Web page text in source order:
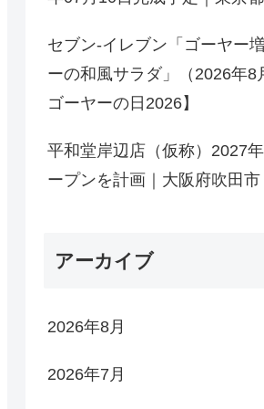
セブン-イレブン「ゴーヤー
ーの和風サラダ」（2026年8
ゴーヤーの日2026】
平和堂岸辺店（仮称）2027
ープンを計画｜大阪府吹田市
アーカイブ
2026年8月
2026年7月